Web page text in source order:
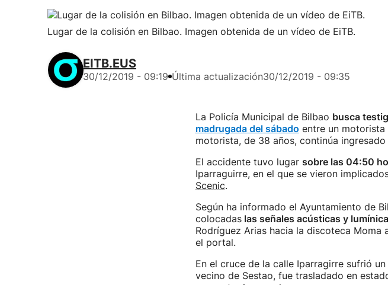
Lugar de la colisión en Bilbao. Imagen obtenida de un vídeo de EiTB.
EITB.EUS
30/12/2019 - 09:19 Última actualización30/12/2019 - 09:35
La Policía Municipal de Bilbao busca
madrugada del sábado entre un motorista
motorista, de 38 años, continúa
El accidente tuvo lugar sobre las 04:50
Iparraguirre, en el que se vieron
Scenic.
Según ha informado el Ayuntamiento de
colocadaslas señales acústicas y
Rodríguez Arias hacia la discoteca
el portal.
En el cruce de la calle Iparragirre sufrió
vecino de Sestao, fue trasladado en